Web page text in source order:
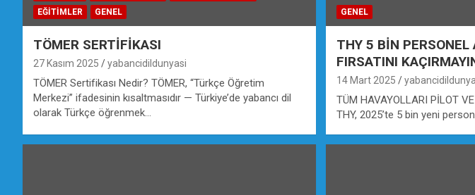
EĞİTİMLER
GENEL
TÖMER SERTİFİKASI
27 Kasım 2025 yabancidildunyasi
TÖMER Sertifikası Nedir? TÖMER, “Türkçe Öğretim
Merkezi” ifadesinin kısaltmasıdır — Türkiye’de yabancı dil
olarak Türkçe öğrenmek…
GENEL
THY 5 BİN PERSONEL
FIRSATINI
14 Mart 2025
TÜM HAVAYOLLARI PİLOT
THY, 2025’te 5 bin yeni